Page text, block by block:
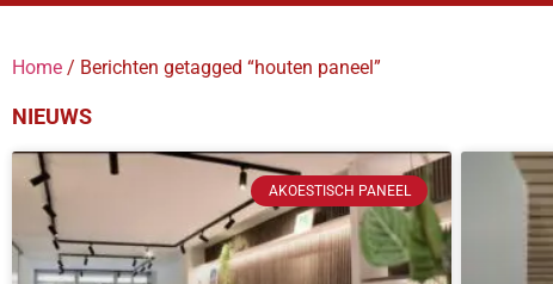
Home / Berichten getagged “houten paneel”
NIEUWS
AKOESTISCH PANEEL